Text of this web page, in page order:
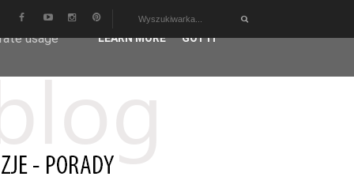
agent
usage
LEARN MORE GOT IT